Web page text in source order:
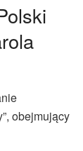
obejmujący